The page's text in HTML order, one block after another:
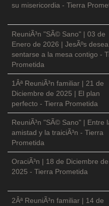
su misericordia - Tierra
ReuniÃ³n "SÃ© Sano" | 03 de
Enero de 2026 | JesÃºs desea
sentarse a la mesa contigo -
Prometida
1Âª ReuniÃ³n familiar | 21 de
Diciembre de 2025 | El plan
perfecto - Tierra Prometida
ReuniÃ³n "SÃ© Sano" | Entre
amistad y la traiciÃ³n - Tierra
Prometida
OraciÃ³n | 18 de Diciembre de
2025 - Tierra Prometida
2Âª ReuniÃ³n familiar | 14 de